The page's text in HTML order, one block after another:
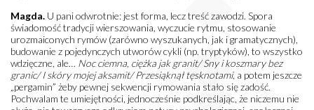
Magda. U pani odwrotnie: jest forma, lecz treść zawodzi. Spora
świadomość tradycji wierszowania, wyczucie rytmu, stosowanie
urozmaiconych rymów (zarówno wyszukanych, jak i gramatycznych),
budowanie z pojedynczych utworów cykli (np. tryptyków), to wszystko
wdzięczne, ale… Noc ciemna, ciężka jak granit/ Sny i koszmary bez
granic/ I skóry mojej aksamit/ Przesiąknął tęsknotami, a potem jeszcze
„pergamin” żeby pewnej sekwencji rymowania stało się zadość.
Pochwalam te umiejętności, jednocześnie podkreślając, że niczemu nie